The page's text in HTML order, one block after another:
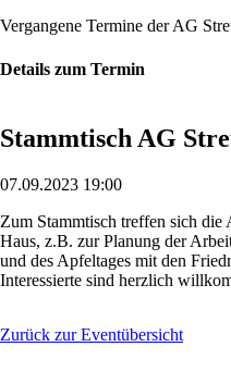
Vergangene Termine der AG
Details zum Termin
Stammtisch AG
07.09.2023 19:00
Zum Stammtisch treffen sich
Haus, z.B. zur Planung der
und des Apfeltages mit den
Interessierte sind herzlich
Zurück zur Eventübersicht